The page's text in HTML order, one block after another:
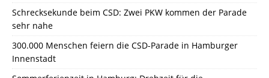
Schrecksekunde beim CSD: Zwei PKW kommen der Parade
sehr nahe
300.000 Menschen feiern die CSD-Parade in Hamburger
Innenstadt